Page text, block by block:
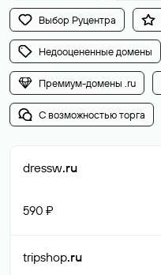
Выбор Руцентра
Недооцененные домены
Премиум-домены .ru
С возможностью торга
dressw.ru
590 ₽
tripshop.ru